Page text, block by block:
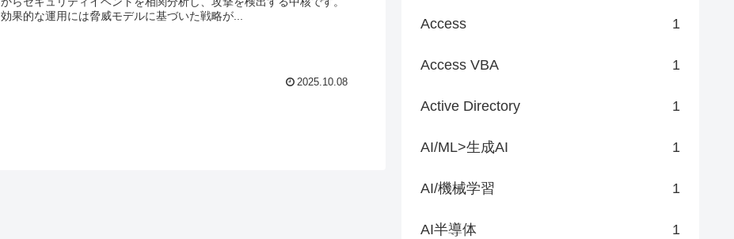
効果的な運用には脅威モデルに基づいた戦略が...
2025.10.08
Access 1
Access VBA 1
Active Directory 1
AI/ML>生成AI 1
AI/機械学習 1
AI半導体 1